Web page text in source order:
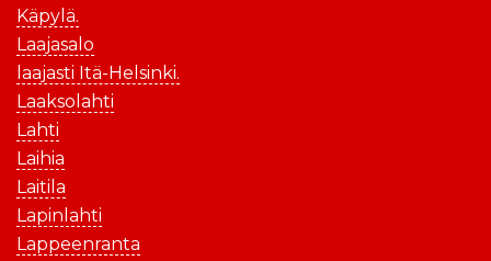
Käpylä.
Laajasalo
laajasti Itä-Helsinki.
Laaksolahti
Lahti
Laihia
Laitila
Lapinlahti
Lappeenranta